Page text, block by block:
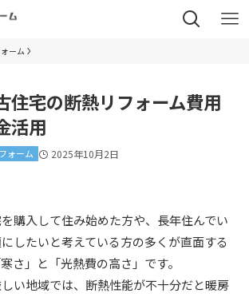
ーム
住宅の断熱リフォーム費用
活用
ォーム 2025年10月2日
購入して住み始めた方や、長年住んでい
したいと考えている方の多くが直面する
さ」と「光熱費の高さ」です。
い地域では、断熱性能が不十分だと暖房